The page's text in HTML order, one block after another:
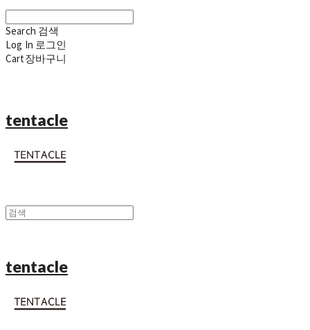
Search 검색
Log In 로그인
Cart장바구니
tentacle
tentacle